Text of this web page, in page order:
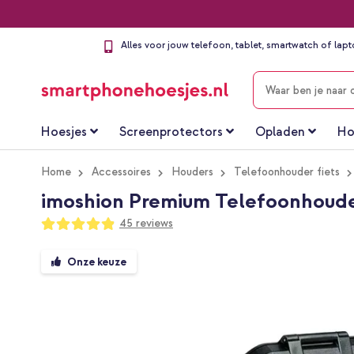
Alles voor jouw telefoon, tablet, smartwatch of
ZOEKEN
Hoesjes Screenprotectors Opladen
Home Accessoires Houders Telefoonhouder fiets
imoshion Premium
Waardering:
97
100
45 reviews
naar
Onze keuze